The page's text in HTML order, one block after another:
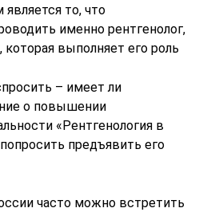
то, что
именно рентгенолог,
выполняет его роль
– имеет ли
о повышении
«Рентгенология в
предъявить его
часто можно встретить